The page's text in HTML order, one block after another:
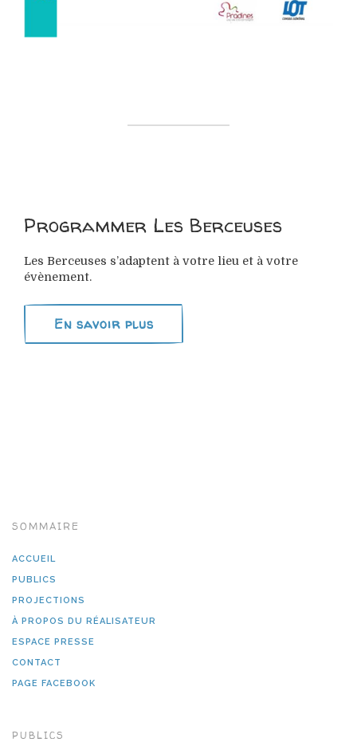
Programmer Les Berceuses
Les Berceuses s’adaptent à votre lieu et à votre
évènement.
En savoir plus
SOMMAIRE
ACCUEIL
PUBLICS
PROJECTIONS
À PROPOS DU RÉALISATEUR
ESPACE PRESSE
CONTACT
PAGE FACEBOOK
PUBLICS